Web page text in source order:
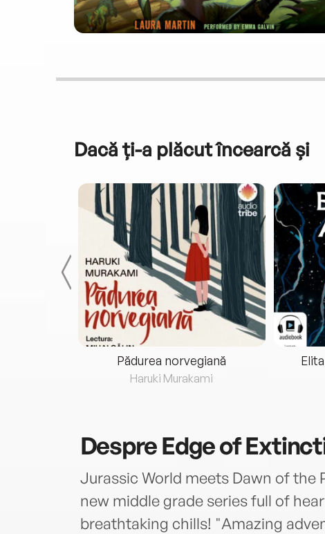
Dacă ți-a plăcut încearcă și
Pădurea norvegiană
Haruki Murakami
DespreEdge of
Jurassic World meets Dawn of the
new middle grade series full of
breathtaking chills! "Amazing